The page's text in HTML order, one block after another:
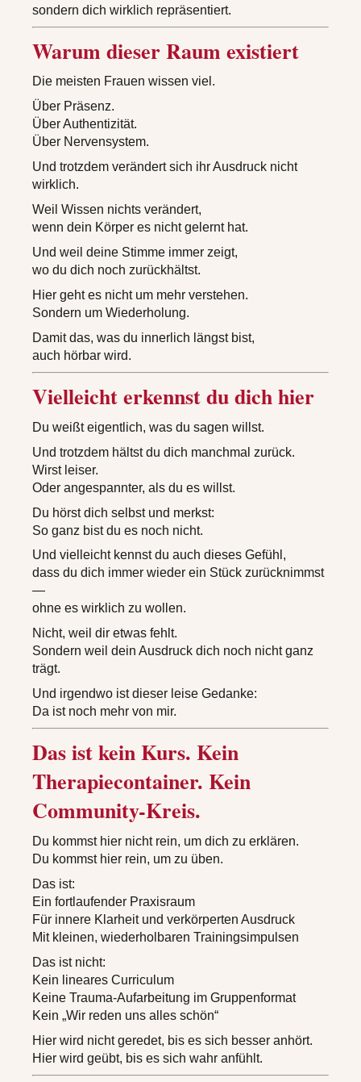
sondern dich wirklich repräsentiert.
Warum dieser Raum existiert
Die meisten Frauen wissen viel.
Über Präsenz.
Über Authentizität.
Über Nervensystem.
Und trotzdem verändert sich ihr Ausdruck nicht
wirklich.
Weil Wissen nichts verändert,
wenn dein Körper es nicht gelernt hat.
Und weil deine Stimme immer zeigt,
wo du dich noch zurückhältst.
Hier geht es nicht um mehr verstehen.
Sondern um Wiederholung.
Damit das, was du innerlich längst bist,
auch hörbar wird.
Vielleicht erkennst du dich hier
Du weißt eigentlich, was du sagen willst.
Und trotzdem hältst du dich manchmal zurück.
Wirst leiser.
Oder angespannter, als du es willst.
Du hörst dich selbst und merkst:
So ganz bist du es noch nicht.
Und vielleicht kennst du auch dieses Gefühl,
dass du dich immer wieder ein Stück zurücknimmst
—
ohne es wirklich zu wollen.
Nicht, weil dir etwas fehlt.
Sondern weil dein Ausdruck dich noch nicht ganz
trägt.
Und irgendwo ist dieser leise Gedanke:
Da ist noch mehr von mir.
Das ist kein Kurs. Kein
Therapiecontainer. Kein
Community-Kreis.
Du kommst hier nicht rein, um dich zu erklären.
Du kommst hier rein, um zu üben.
Das ist:
Ein fortlaufender Praxisraum
Für innere Klarheit und verkörperten Ausdruck
Mit kleinen, wiederholbaren Trainingsimpulsen
Das ist nicht:
Kein lineares Curriculum
Keine Trauma-Aufarbeitung im Gruppenformat
Kein „Wir reden uns alles schön“
Hier wird nicht geredet, bis es sich besser anhört.
Hier wird geübt, bis es sich wahr anfühlt.